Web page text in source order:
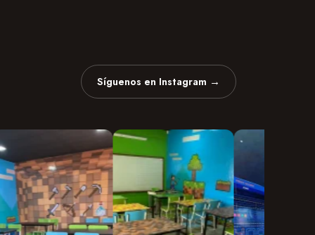
Síguenos en Instagram →